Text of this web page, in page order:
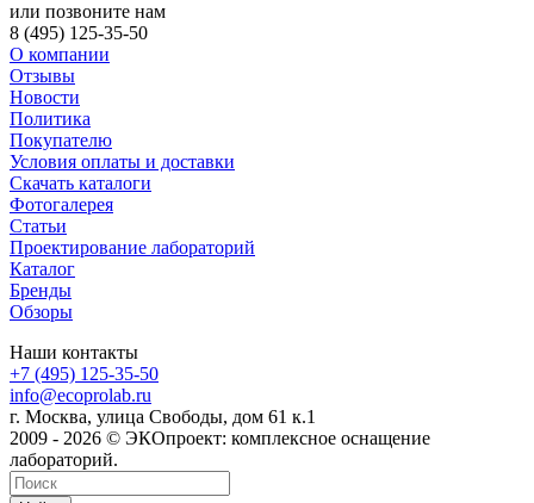
или позвоните нам
8 (495) 125-35-50
О компании
Отзывы
Новости
Политика
Покупателю
Условия оплаты и доставки
Скачать каталоги
Фотогалерея
Статьи
Проектирование лабораторий
Каталог
Бренды
Обзоры
Наши контакты
+7 (495) 125-35-50
info@ecoprolab.ru
г. Москва, улица Свободы, дом 61 к.1
2009 - 2026 © ЭКОпроект: комплексное оснащение
лабораторий.